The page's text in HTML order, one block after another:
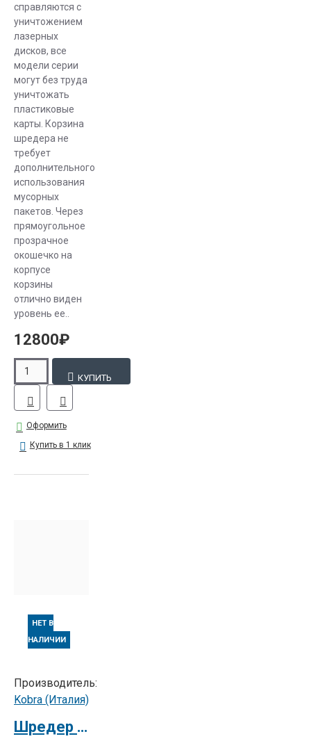
справляются с
уничтожением
лазерных
дисков, все
модели серии
могут без труда
уничтожать
пластиковые
карты. Корзина
шредера не
требует
дополнительного
использования
мусорных
пакетов. Через
прямоугольное
прозрачное
окошечко на
корпусе
корзины
отлично виден
уровень ее..
12800₽
КУПИТЬ
Оформить
Купить в 1 клик
НЕТ В
НАЛИЧИИ
Производитель:
Kobra (Италия)
Шредер Kobra +1 SS6